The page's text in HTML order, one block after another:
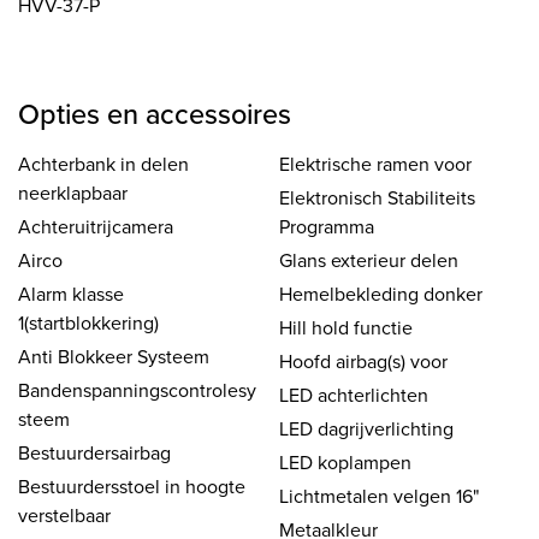
Opties en accessoires
Achterbank in delen
neerklapbaar
Achteruitrijcamera
Airco
Alarm klasse
1(startblokkering)
Anti Blokkeer Systeem
Bandenspanningscontrolesy
steem
Bestuurdersairbag
Bestuurdersstoel in hoogte
verstelbaar
Elektrische ramen voor
Elektronisch Stabiliteits
Programma
Glans exterieur delen
Hemelbekleding donker
Hill hold functie
Hoofd airbag(s) voor
LED achterlichten
LED dagrijverlichting
LED koplampen
Lichtmetalen velgen 16"
Metaalkleur